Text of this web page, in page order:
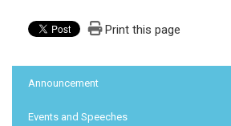
Print this page
Announcement
Events and Speeches